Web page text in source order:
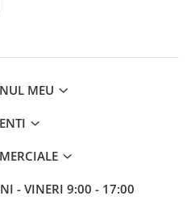
MEU
- VINERI 9:00 - 17:00